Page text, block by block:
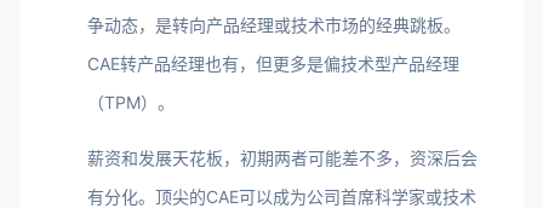
争动态，是转向产品经理或技术市场的经典跳板。
CAE转产品经理也有，但更多是偏技术型产品经理
（TPM）。
薪资和发展天花板，初期两者可能差不多，资深后会
有分化。顶尖的CAE可以成为公司首席科学家或技术